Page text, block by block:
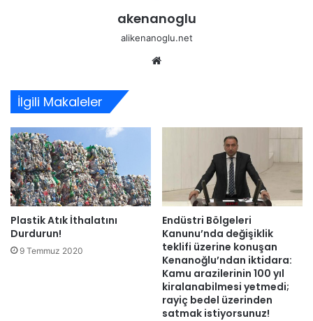
akenanoglu
alikenanoglu.net
İlgili Makaleler
Plastik Atık İthalatını
Durdurun!
9 Temmuz 2020
Endüstri Bölgeleri
Kanunu’nda değişiklik
teklifi üzerine konuşan
Kenanoğlu’ndan iktidara:
Kamu arazilerinin 100 yıl
kiralanabilmesi yetmedi;
rayiç bedel üzerinden
satmak istiyorsunuz!